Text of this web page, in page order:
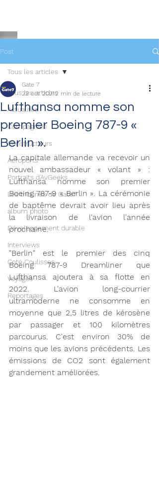
Post
Tous les articles
Actualités
Compagnies
Constructeurs
Aéroports
Portraits d'AvGeeks
Les tribunes de Gate7
album photo
Développement durable
Interviews
Coté Coulisses
Voyages
Reportages
Tous les articles
Lufthansa nomme son
premier Boeing 787-9 «
Berlin ».
Gate 7
22 oct. 20212 min de lecture
La capitale allemande va recevoir un
nouvel ambassadeur « volant » :
Lufthansa nomme son premier
Boeing 787-9 « Berlin ». La cérémonie
de baptême devrait avoir lieu après
la livraison de l'avion l'année
prochaine.
"Berlin" est le premier des cinq
Boeing 787-9 Dreamliner que
Lufthansa ajoutera à sa flotte en
2022. L'avion long-courrier
ultramoderne ne consomme en
moyenne que 2,5 litres de kérosène
par passager et 100 kilomètres
parcourus. C'est environ 30% de
moins que les avions précédents. Les
émissions de CO2 sont également
grandement améliorées.